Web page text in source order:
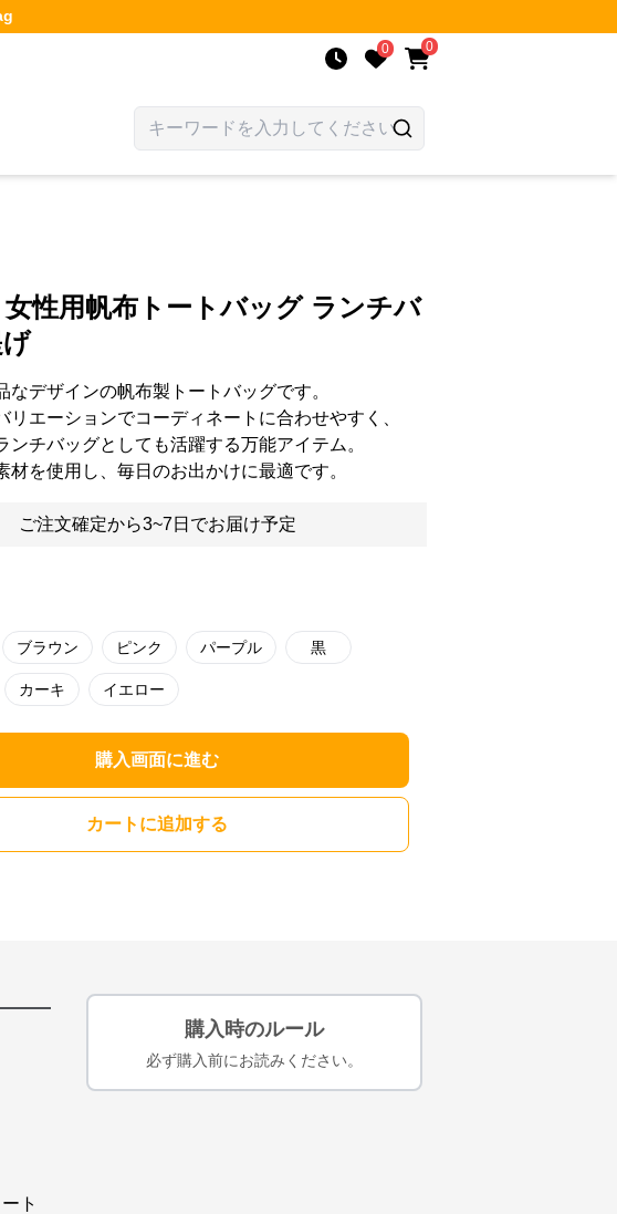
0 0
女性用帆布トートバッグ ランチバ
なデザインの帆布製トートバッグです。
リエーションでコーディネートに合わせやすく、
ンチバッグとしても活躍する万能アイテム。
材を使用し、毎日のお出かけに最適です。
ご注文確定から3~7日でお届け予定
ブラウン ピンク パープル 黒
カーキ イエロー
購入画面に進む
カートに追加する
ト
購入時のルール
必ず購入前にお読みください。